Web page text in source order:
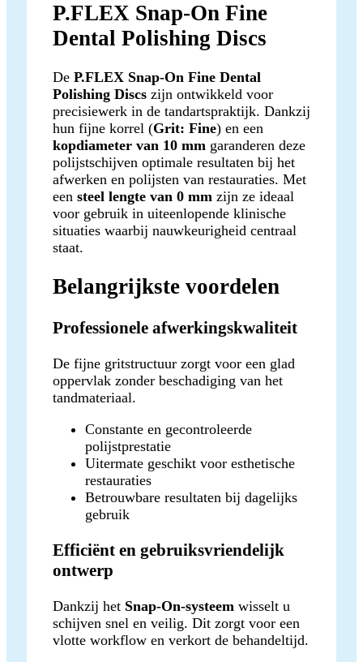
P.FLEX Snap-On Fine
Dental Polishing Discs
De P.FLEX Snap-On Fine Dental
Polishing Discs zijn ontwikkeld voor
precisiewerk in de tandartspraktijk. Dankzij
hun fijne korrel (Grit: Fine) en een
kopdiameter van 10 mm garanderen deze
polijstschijven optimale resultaten bij het
afwerken en polijsten van restauraties. Met
een steel lengte van 0 mm zijn ze ideaal
voor gebruik in uiteenlopende klinische
situaties waarbij nauwkeurigheid centraal
staat.
Belangrijkste voordelen
Professionele afwerkingskwaliteit
De fijne gritstructuur zorgt voor een glad
oppervlak zonder beschadiging van het
tandmateriaal.
Constante en gecontroleerde
polijstprestatie
Uitermate geschikt voor esthetische
restauraties
Betrouwbare resultaten bij dagelijks
gebruik
Efficiënt en gebruiksvriendelijk
ontwerp
Dankzij het Snap-On-systeem wisselt u
schijven snel en veilig. Dit zorgt voor een
vlotte workflow en verkort de behandeltijd.